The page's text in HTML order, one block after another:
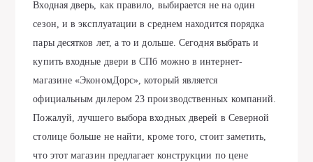
Входная дверь, как правило, выбирается не на один
сезон, и в эксплуатации в среднем находится порядка
пары десятков лет, а то и дольше. Сегодня выбрать и
купить входные двери в СПб можно в интернет-
магазине «ЭкономДорс», который является
официальным дилером 23 производственных компаний.
Пожалуй, лучшего выбора входных дверей в Северной
столице больше не найти, кроме того, стоит заметить,
что этот магазин предлагает конструкции по цене